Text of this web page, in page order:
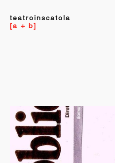
teatroinscatola
[a + b]